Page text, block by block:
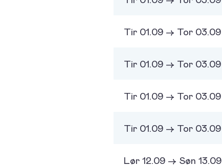
Tir 01.09 -> Tor 03.09
Tir 01.09 -> Tor 03.09
Tir 01.09 -> Tor 03.09
Tir 01.09 -> Tor 03.09
Lør 12.09 -> Søn 13.09